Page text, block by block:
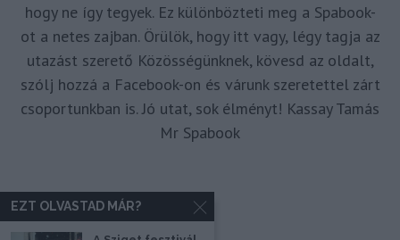
hogy ne így tegyek. Ez különbözteti meg a Spabook-
ot a netes zajban. Örülök, hogy itt vagy, légy tagja az
utazást szerető Közösségünknek, kövesd az oldalt,
szólj hozzá a Facebook-on és várunk szeretettel zárt
csoportunkban is. Jó utat, sok élményt! Kassay Tamás
Mr Spabook
EZT OLVASTAD MÁR?